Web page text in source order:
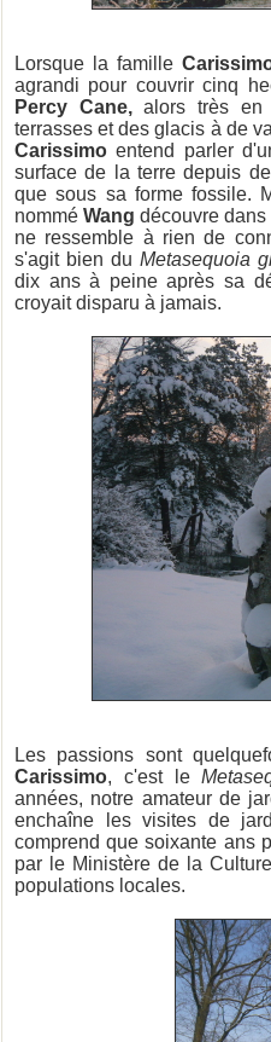
Lorsque la famille
agrandi pour couvrir cinq
Percy Cane,alors très en
terrasses et des glacis à de
Carissimo entend parler
surface de la terre depuis
que sous sa forme fossile.
nomméWang découvre
ne ressemble à rien de
s'agit bien duMetasequoia
dix ans à peine après sa
croyait disparu à jamais.
Les passions sont
Carissimo, c'est le
années, notre amateur de
enchaîne les visites de
comprend que soixante ans
par le Ministère de la
populations locales.